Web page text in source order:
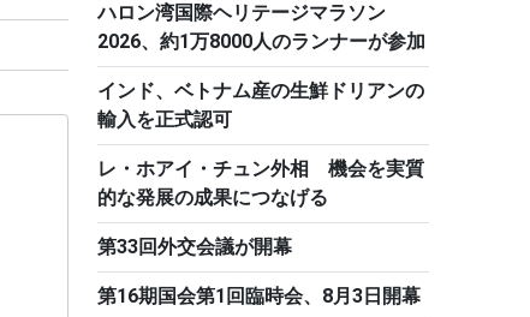
ハロン湾国際ヘリテージマラソン
2026、約1万8000人のランナーが参加
インド、ベトナム産の生鮮ドリアンの
輸入を正式認可
レ・ホアイ・チュン外相 機会を実質
的な発展の成果につなげる
第33回外交会議が開幕
第16期国会第1回臨時会、8月3日開幕